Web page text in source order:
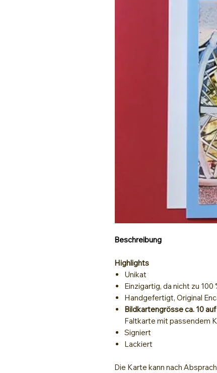
Beschreibung
Highlights
Unikat
Einzigartig, da nicht zu
Handgefertigt, Original
Bildkartengrösse ca. 10
Faltkarte mit passendem
Signiert
Lackiert
Die Karte kann nach